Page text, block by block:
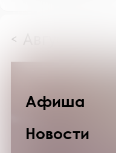
Афиша
Новости
< Август 2026